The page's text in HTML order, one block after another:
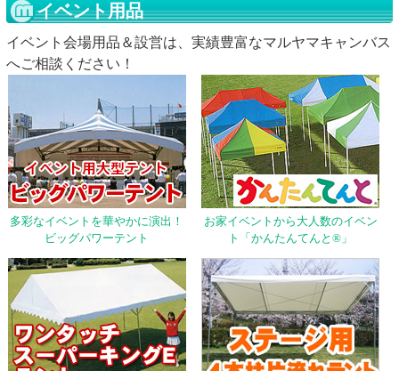
イベント用品
イベント会場用品＆設営は、実績豊富なマルヤマキャンバス
へご相談ください！
多彩なイベントを華やかに演出！
ビッグパワーテント
お家イベントから大人数のイベン
ト「かんたんてんと®」